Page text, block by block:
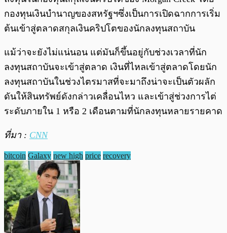
กองทุนเงินบำนาญของสหรัฐฯซึ่งเป็นการเปิดฉากการเริ่ม
ต้นเข้าสู่ตลาดสกุลเงินคริปโตของนักลงทุนสถาบัน
แม้ว่าจะยังไม่แน่นอน แต่มันก็ขึ้นอยู่กับช่วงเวลาที่นัก
ลงทุนสถาบันจะเข้าสู่ตลาด เงินที่ไหลเข้าสู่ตลาดโดยนัก
ลงทุนสถาบันในช่วงไตรมาสที่จะมาถึงน่าจะเป็นตัวผลัก
ดันให้สินทรัพย์ดังกล่าวเคลื่อนไหว และเข้าสู่ช่วงการไต่
ระดับภายใน 1 หรือ 2 เดือนตามที่นักลงทุนหลายรายคาด
ที่มา : CNN
bitcoin Galaxy new high price recovery